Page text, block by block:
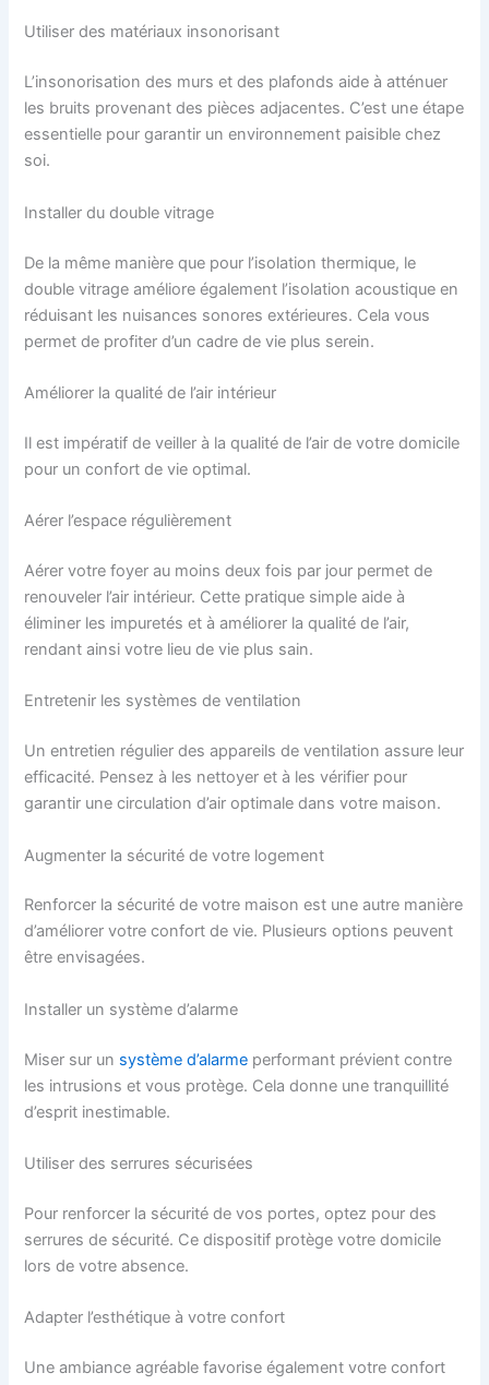
Utiliser des matériaux insonorisant
L’insonorisation des murs et des plafonds aide à atténuer
les bruits provenant des pièces adjacentes. C’est une étape
essentielle pour garantir un environnement paisible chez
soi.
Installer du double vitrage
De la même manière que pour l’isolation thermique, le
double vitrage améliore également l’isolation acoustique en
réduisant les nuisances sonores extérieures. Cela vous
permet de profiter d’un cadre de vie plus serein.
Améliorer la qualité de l’air intérieur
Il est impératif de veiller à la qualité de l’air de votre domicile
pour un confort de vie optimal.
Aérer l’espace régulièrement
Aérer votre foyer au moins deux fois par jour permet de
renouveler l’air intérieur. Cette pratique simple aide à
éliminer les impuretés et à améliorer la qualité de l’air,
rendant ainsi votre lieu de vie plus sain.
Entretenir les systèmes de ventilation
Un entretien régulier des appareils de ventilation assure leur
efficacité. Pensez à les nettoyer et à les vérifier pour
garantir une circulation d’air optimale dans votre maison.
Augmenter la sécurité de votre logement
Renforcer la sécurité de votre maison est une autre manière
d’améliorer votre confort de vie. Plusieurs options peuvent
être envisagées.
Installer un système d’alarme
Miser sur un système d’alarme performant prévient contre
les intrusions et vous protège. Cela donne une tranquillité
d’esprit inestimable.
Utiliser des serrures sécurisées
Pour renforcer la sécurité de vos portes, optez pour des
serrures de sécurité. Ce dispositif protège votre domicile
lors de votre absence.
Adapter l’esthétique à votre confort
Une ambiance agréable favorise également votre confort